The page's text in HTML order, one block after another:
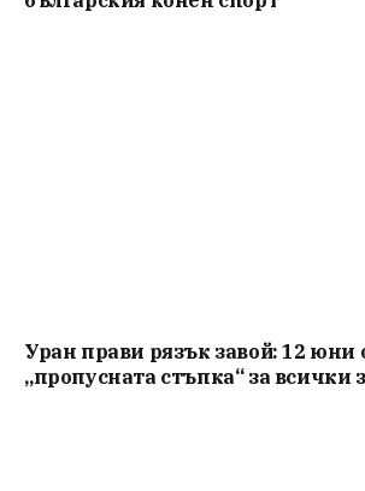
Уран прави рязък завой: 12 юни
„пропусната стъпка“ за всички